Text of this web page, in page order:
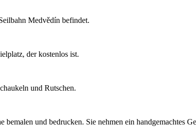
Medvědín befindet.
der kostenlos ist.
und Rutschen.
und bedrucken. Sie nehmen ein handgemachtes